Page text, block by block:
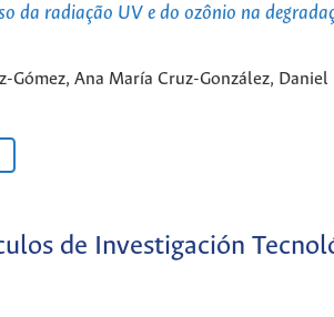
da radiação UV e do ozônio na
Gómez, Ana María Cruz-González, Daniel
de Investigación